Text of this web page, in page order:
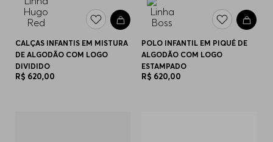
CALÇAS INFANTIS EM MISTURA
DE ALGODÃO COM LOGO
DIVIDIDO
R$ 620,00
POLO INFANTIL EM PIQUÉ DE
ALGODÃO COM LOGO
ESTAMPADO
R$ 620,00